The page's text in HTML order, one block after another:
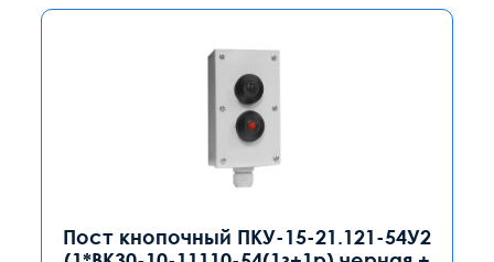
Пост кнопочный ПКУ-15-21.121-54У2